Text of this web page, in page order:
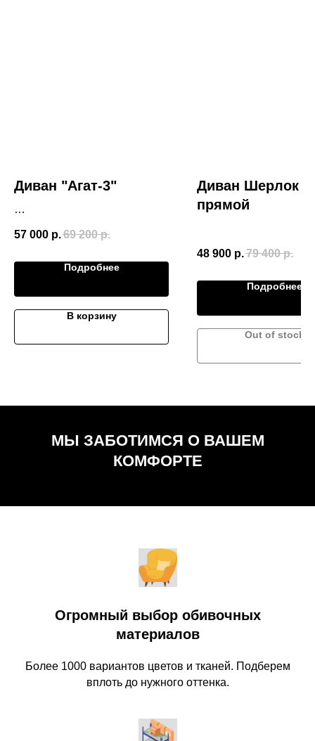
Диван "Агат-3"
2370*950*1100
57 000 р.69 200 р.
Подробнее
В корзину
Диван Шерлок
прямой
48 900 р.79 400 р.
Подробнее
Out of stock
МЫ ЗАБОТИМСЯ О ВАШЕМ
КОМФОРТЕ
Огромный выбор обивочных
материалов
Более 1000 вариантов цветов и тканей. Подберем
вплоть до нужного оттенка.